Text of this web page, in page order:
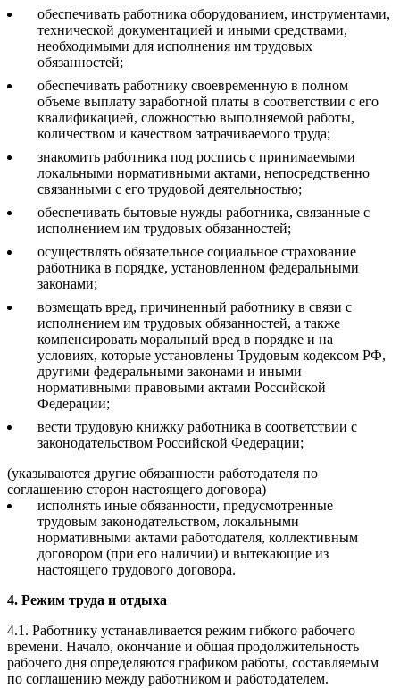
обеспечивать работника оборудованием, инструментами,
технической документацией и иными средствами,
необходимыми для исполнения им трудовых
обязанностей;
обеспечивать работнику своевременную в полном
объеме выплату заработной платы в соответствии с его
квалификацией, сложностью выполняемой работы,
количеством и качеством затрачиваемого труда;
знакомить работника под роспись с принимаемыми
локальными нормативными актами, непосредственно
связанными с его трудовой деятельностью;
обеспечивать бытовые нужды работника, связанные с
исполнением им трудовых обязанностей;
осуществлять обязательное социальное страхование
работника в порядке, установленном федеральными
законами;
возмещать вред, причиненный работнику в связи с
исполнением им трудовых обязанностей, а также
компенсировать моральный вред в порядке и на
условиях, которые установлены Трудовым кодексом РФ,
другими федеральными законами и иными
нормативными правовыми актами Российской
Федерации;
вести трудовую книжку работника в соответствии с
законодательством Российской Федерации;
(указываются другие обязанности работодателя по
соглашению сторон настоящего договора)
исполнять иные обязанности, предусмотренные
трудовым законодательством, локальными
нормативными актами работодателя, коллективным
договором (при его наличии) и вытекающие из
настоящего трудового договора.
4. Режим труда и отдыха
4.1. Работнику устанавливается режим гибкого рабочего
времени. Начало, окончание и общая продолжительность
рабочего дня определяются графиком работы, составляемым
по соглашению между работником и работодателем.